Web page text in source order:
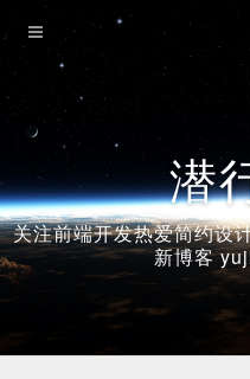
潜
关注前端开发热爱简约设
新博客
Home